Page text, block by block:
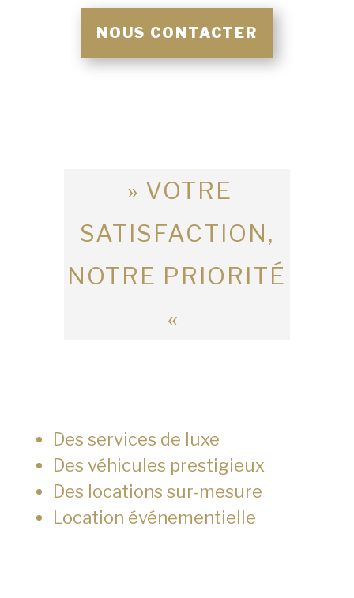
NOUS CONTACTER
» VOTRE
SATISFACTION,
NOTRE PRIORITÉ
«
Des services de luxe
Des véhicules prestigieux
Des locations sur-mesure
Location événementielle